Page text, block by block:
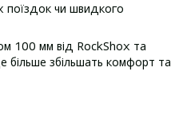
поїздок чи швидкого
100 мм від RockShox та
більше збільшать комфорт та